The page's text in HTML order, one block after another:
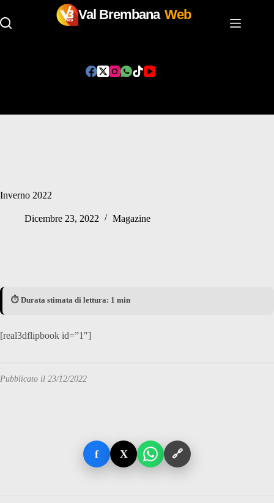
Val Brembana Web
Inverno 2022
Dicembre 23, 2022 Magazine
⏱️ Durata stimata di lettura: 1 min
[real3dflipbook id=”1″]
Pubblicato il 23/12/2022
f X 🔗